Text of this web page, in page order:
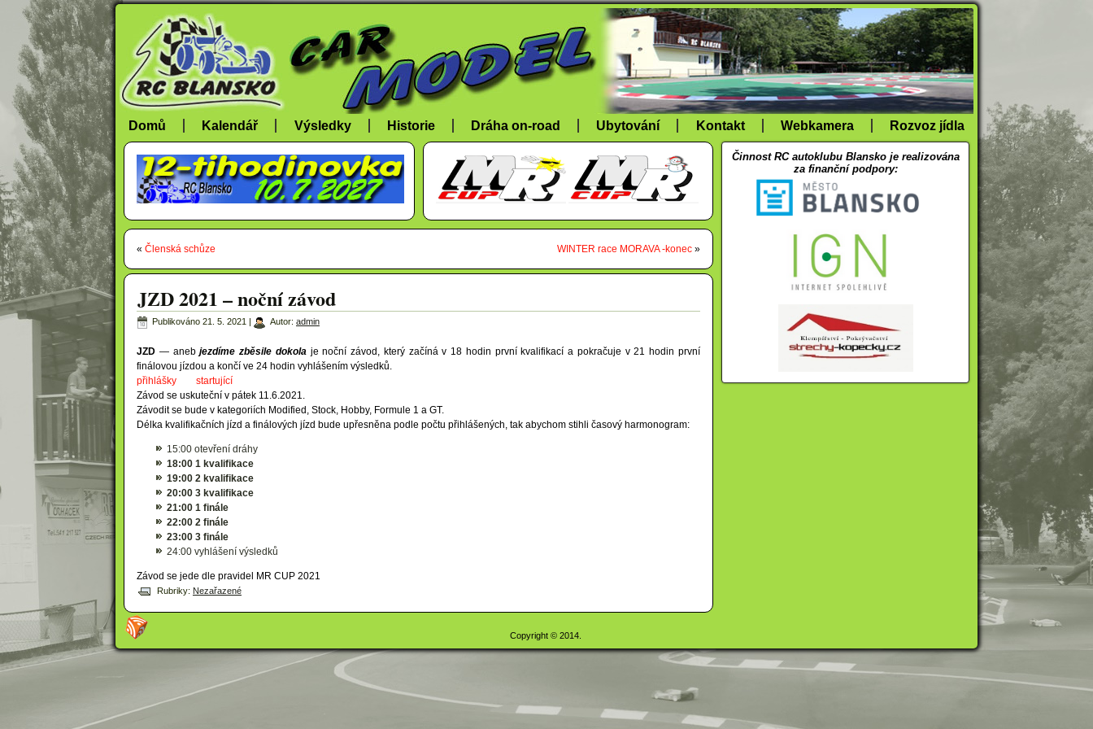
Domů Kalendář Výsledky Historie Dráha on-road Ubytování Kontakt Webkamera Rozvoz jídla
« Členská schůze WINTER race MORAVA -konec »
JZD 2021 – noční závod
Publikováno 21. 5. 2021 Autor: admin
JZD — anebjezdíme zběsile dokola je noční závod, který začíná v 18 hodin první kvalifikací a pokračuje v 21 hodin první
finálovou jízdou a končí ve 24 hodin vyhlášením výsledků.
přihlášky
startující
Závod se uskuteční v pátek 11.6.2021.
Závodit se bude v kategoriích Modified, Stock, Hobby, Formule 1 a GT.
Délka kvalifikačních jízd a finálových jízd bude upřesněna podle počtu přihlášených, tak abychom stihli časový harmonogram:
15:00 otevření dráhy
18:00 1 kvalifikace
19:00 2 kvalifikace
20:00 3 kvalifikace
21:00 1 finále
22:00 2 finále
23:00 3 finále
24:00 vyhlášení výsledků
Závod se jede dle pravidel MR CUP 2021
Rubriky: Nezařazené
Činnost RC autoklubu Blansko je realizována
za finanční podpory:
Copyright © 2014.